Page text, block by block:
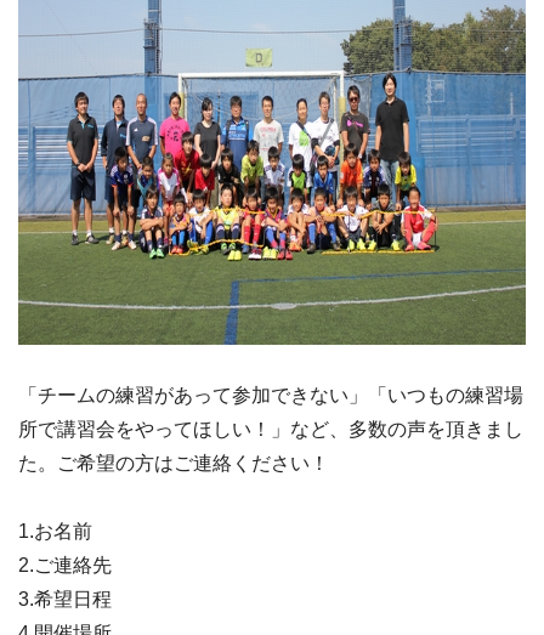
「チームの練習があって参加できない」「いつもの練習場
所で講習会をやってほしい！」など、多数の声を頂きまし
た。ご希望の方はご連絡ください！
1.お名前
2.ご連絡先
3.希望日程